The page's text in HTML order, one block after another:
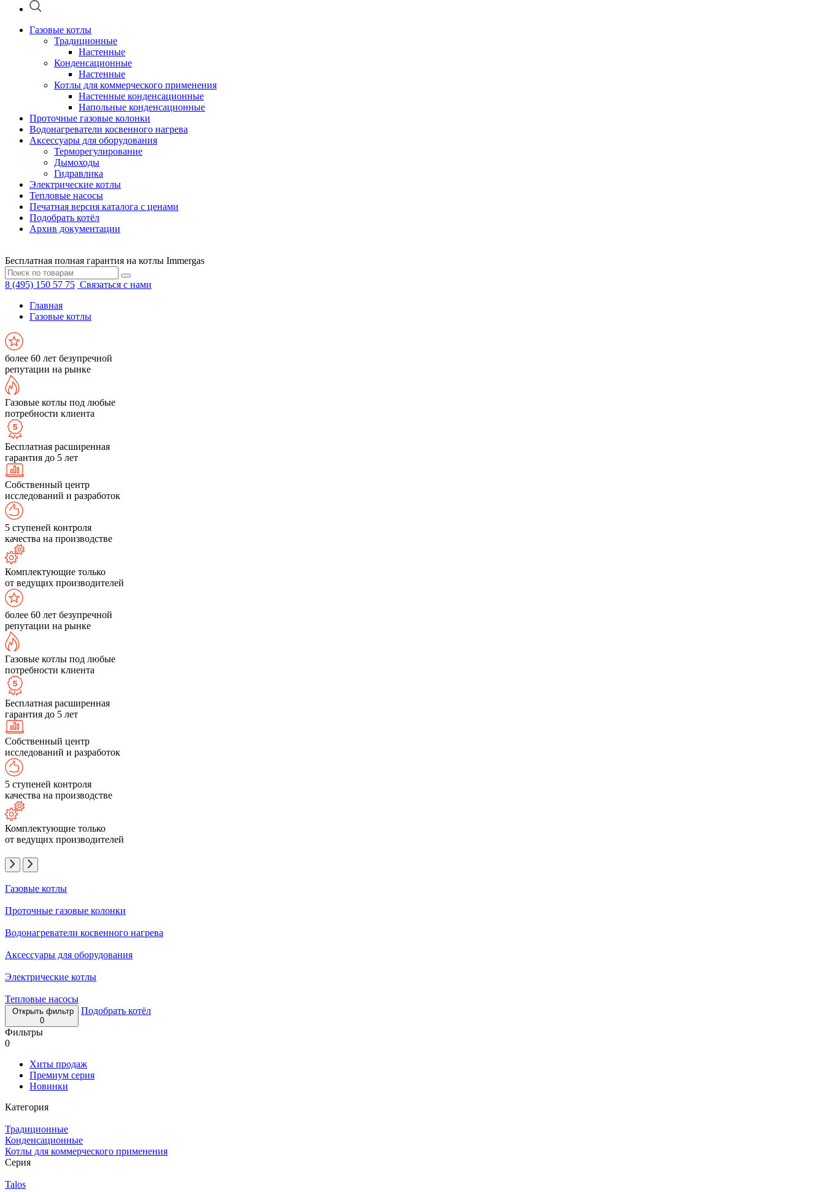
Газовые котлы
Традиционные
Настенные
Конденсационные
Настенные
Котлы для коммерческого применения
Настенные конденсационные
Напольные конденсационные
Проточные газовые колонки
Водонагреватели косвенного нагрева
Аксессуары для оборудования
Терморегулирование
Дымоходы
Гидравлика
Электрические котлы
Тепловые насосы
Печатная версия каталога с ценами
Подобрать котёл
Архив документации
Бесплатная полная гарантия на котлы Immergas
8 (495) 150 57 75 Связаться с нами
Главная
Газовые котлы
более 60 лет безупречной
репутации на рынке
Газовые котлы под любые
потребности клиента
Бесплатная расширенная
гарантия до 5 лет
Собственный центр
исследований и разработок
5 ступеней контроля
качества на производстве
Комплектующие только
от ведущих производителей
более 60 лет безупречной
репутации на рынке
Газовые котлы под любые
потребности клиента
Бесплатная расширенная
гарантия до 5 лет
Собственный центр
исследований и разработок
5 ступеней контроля
качества на производстве
Комплектующие только
от ведущих производителей
Газовые котлы
Проточные газовые колонки
Водонагреватели косвенного нагрева
Аксессуары для оборудования
Электрические котлы
Тепловые насосы
Открыть фильтр
0
Подобрать котёл
Фильтры
0
Хиты продаж
Премиум серия
Новинки
Категория
Традиционные
Конденсационные
Котлы для коммерческого применения
Серия
Talos